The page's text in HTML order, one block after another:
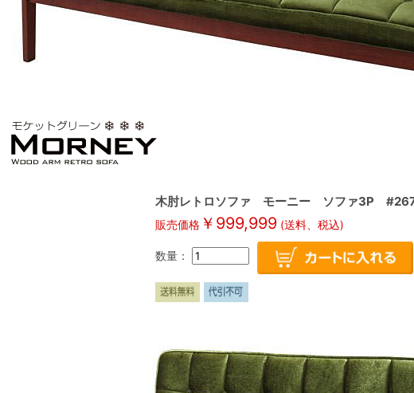
木肘レトロソファ モーニー ソファ3P
販売価格￥ 999,999(送料、税込)
数量：